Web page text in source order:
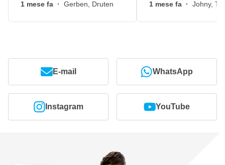
1 mese fa · Gerben, Druten 1 mese fa · Johny,
E-mail WhatsApp
Instagram YouTube